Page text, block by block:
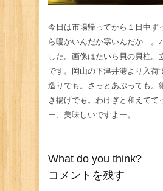
今日は市場帰ってから１日中ず
ら暖かいんだか寒いんだか…。
した。画像はたいら貝の貝柱。
です。岡山の下津井港より入荷
造りでも。さっとあぶっても。
き揚げでも。わけぎと和えてて
ー、美味しいですよー。
What do you think?
コメントを残す